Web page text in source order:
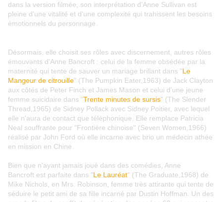
dans la version filmée, son interprétation d'Anne Sullivan est
pleine d'une vitalité et d'une complexité qui trahissent les besoins
émotionnels du personnage.
Désormais, elle choisit ses rôles avec discernement, autres rôles
émouvants d'Anne Bancroft : celui de la femme obsédée par la
maternité qui tente de sauver un mariage brillant dans "Le
Mangeur de citrouille" (The Pumpkin Eater,1963) de Jack Clayton
aux côtés de Peter Finch et James Mason et celui d'une jeune
femme suicidaire dans "Trente minutes de sursis" (The Slender
Thread,1965) de Sidney Pollack avec Sidney Poitier, avec lequel
elle n'aura de contact que téléphonique. Elle remplace Patricia
Neal souffrante pour "Frontière chinoise" (Seven Women,1966)
réalisé par John Ford où elle incarne avec brio un médecin athée
en mission en Chine.
Bien que n'ayant jamais joué dans des comédies, Anne
Bancroft est parfaite dans "Le Lauréat" (The Graduate,1968) de
Mike Nichols, en Mrs. Robinson, femme très attirante qui tente de
séduire le petit ami de sa fille incarné par Dustin Hoffman. Un des